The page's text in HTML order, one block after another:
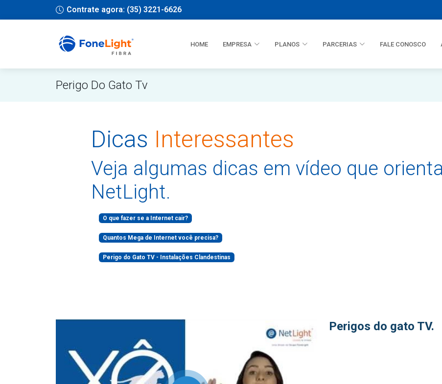
Contrate agora: (35) 3221-6626
HOME EMPRESA PLANOS PARCERIAS FALE CONOSCO
Perigo Do Gato Tv
Dicas Interessantes
Veja algumas dicas em vídeo que
NetLight.
O que fazer se a Internet cair?
Quantos Mega de Internet você precisa?
Perigo do Gato TV - Instalações Clandestinas
Perigos do gato TV.